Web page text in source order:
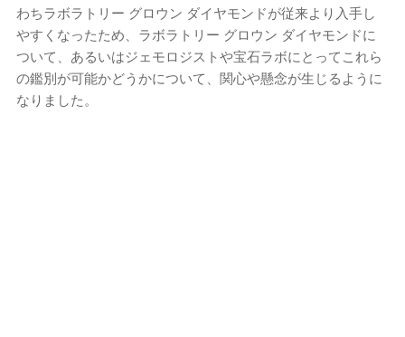
わちラボラトリー グロウン ダイヤモンドが従来より入手し
やすくなったため、ラボラトリー グロウン ダイヤモンドに
ついて、あるいはジェモロジストや宝石ラボにとってこれら
の鑑別が可能かどうかについて、関心や懸念が生じるように
なりました。